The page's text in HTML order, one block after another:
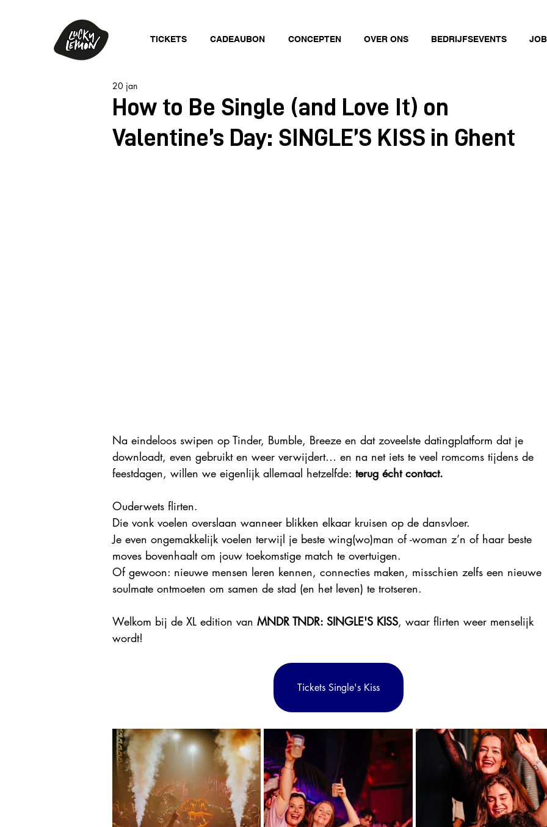
TICKETS CADEAUBON CONCEPTEN OVER ONS BEDRIJFSEVENTS
How to Be Single (and Love It) on
Valentine’s Day: SINGLE’S KISS in Ghent
20 jan
Na eindeloos swipen op Tinder, Bumble, Breeze en dat zoveelste datingplatform dat je
downloadt, even gebruikt en weer verwijdert… en na net iets te veel romcoms tijdens de
feestdagen, willen we eigenlijk allemaal hetzelfde: terug écht contact.
Ouderwets flirten.
Die vonk voelen overslaan wanneer blikken elkaar kruisen op de dansvloer.
Je even ongemakkelijk voelen terwijl je beste wing(wo)man of -woman z’n of haar beste
moves bovenhaalt om jouw toekomstige match te overtuigen.
Of gewoon: nieuwe mensen leren kennen, connecties maken, misschien zelfs een nieuwe
soulmate ontmoeten om samen de stad (en het leven) te trotseren.
Welkom bij de XL edition van MNDR TNDR: SINGLE'S KISS, waar flirten weer menselijk
wordt!
Tickets Single's Kiss